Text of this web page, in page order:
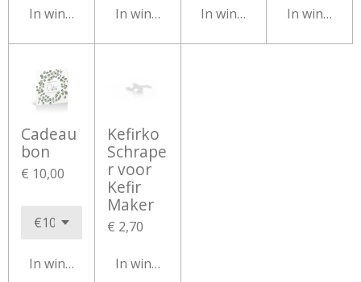
In winkelwagenIn winkelwagenIn winkelwagen
In
Cadeau
bon
€ 10,00
In winkelwagen
Kefirko
Schrape
r voor
Kefir
Maker
€ 2,70
In winkelwagen